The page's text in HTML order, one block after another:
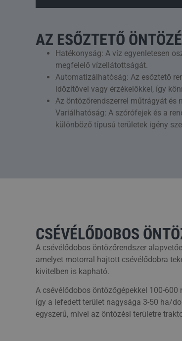
AZ ESŐZTETŐ
Hatékonyság: A víz egyenletesen
megfelelő vízellátottságát.
Automatizálhatóság: Az esőztető
időzítővel vagy érzékelőkkel, így
Az öntözőrendszerrel műtrágyát és
Variálhatóság: A szórófejek és a
különböző típusú területek igény
CSÉVÉLŐDOBOS
A csévélődobos öntözőrendszer
amelyet motorral hajtott csévélődobra
kivitelben is kapható.
A csévélődobos öntözőgépekkel 100-
így a lefedett terület nagysága 3-50 ha/
egyszerű, mivel az öntözési területre